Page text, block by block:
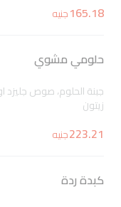
165.18جنيه
حلومي مشوي
جبنة الحلوم، صوص جليزد
زيتون
223.21جنيه
كبدة ردة